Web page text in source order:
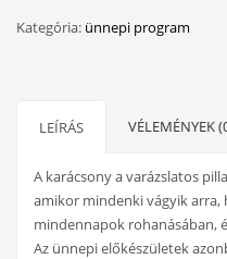
Kategória: ünnepi program
LEÍRÁS VÉLEMÉNYEK
A karácsony a varázslatos
amikor mindenki vágyik arra,
mindennapok rohanásában,
Az ünnepi előkészületek